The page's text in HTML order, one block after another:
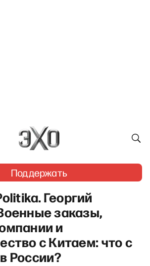
Поддержать
Георгий
заказы,
и
с Китаем: что с
России?